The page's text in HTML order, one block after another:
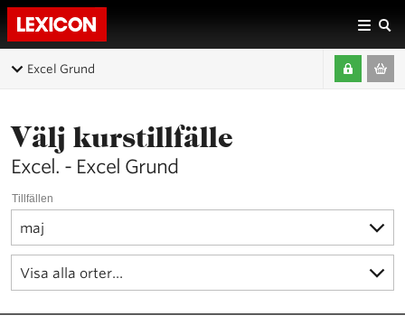
Excel Grund
Välj kurstillfälle
Excel. - Excel Grund
Tillfällen